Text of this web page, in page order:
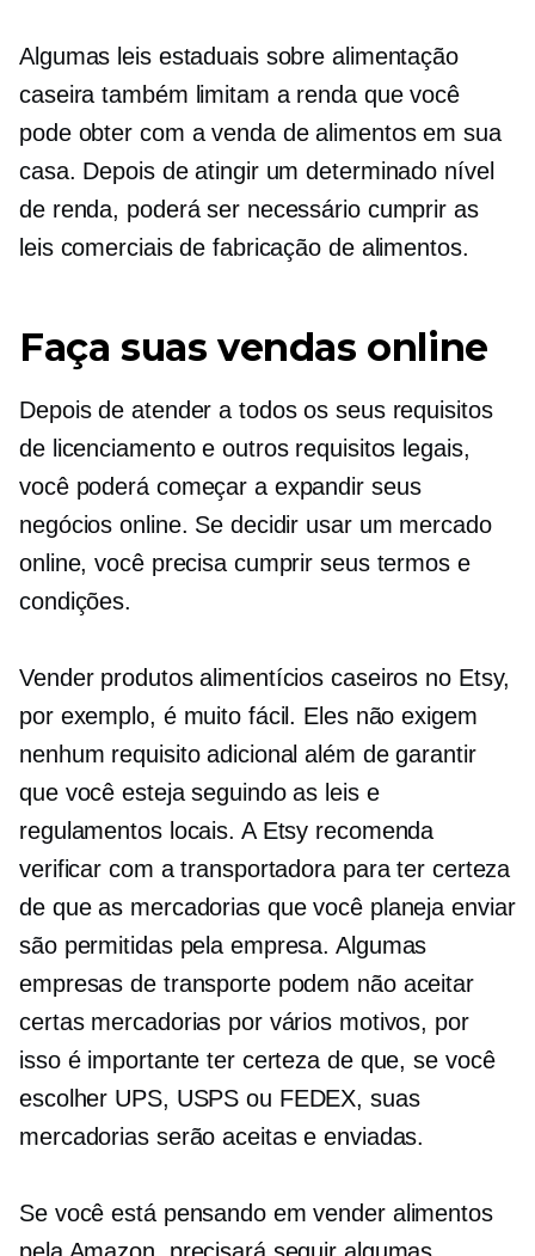
Algumas leis estaduais sobre alimentação
caseira também limitam a renda que você
pode obter com a venda de alimentos em sua
casa. Depois de atingir um determinado nível
de renda, poderá ser necessário cumprir as
leis comerciais de fabricação de alimentos.
Faça suas vendas online
Depois de atender a todos os seus requisitos
de licenciamento e outros requisitos legais,
você poderá começar a expandir seus
negócios online. Se decidir usar um mercado
online, você precisa cumprir seus termos e
condições.
Vender produtos alimentícios caseiros no Etsy,
por exemplo, é muito fácil. Eles não exigem
nenhum requisito adicional além de garantir
que você esteja seguindo as leis e
regulamentos locais. A Etsy recomenda
verificar com a transportadora para ter certeza
de que as mercadorias que você planeja enviar
são permitidas pela empresa. Algumas
empresas de transporte podem não aceitar
certas mercadorias por vários motivos, por
isso é importante ter certeza de que, se você
escolher UPS, USPS ou FEDEX, suas
mercadorias serão aceitas e enviadas.
Se você está pensando em vender alimentos